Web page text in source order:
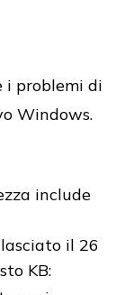
i problemi di
Windows.
include
il 26
KB: